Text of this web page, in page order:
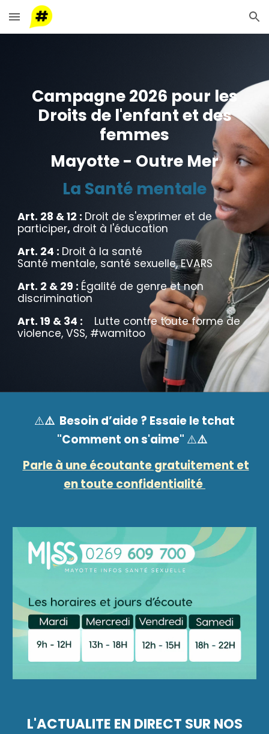
Skip to main content Skip to navigation
Campagne 2026 pour les
Droits de l'enfant et des
femmes
Mayotte - Outre Mer
La Santé mentale
Art. 28 & 12 : Droit de s'exprimer et de
participer, droit à l'éducation
Art. 24 : Droit à la santé
Santé mentale, santé sexuelle, EVARS
Art. 2 & 29 : Égalité de genre et non
discrimination
Art. 19 & 34 :
Lutte contre toute forme de
violence,VSS, #wamitoo
⚠️⚠️ Besoin d’aide ? Essaie le tchat
"Comment on s'aime" ⚠️⚠️
Parle à une écoutante gratuitement et
en toute confidentialité
L'ACTUALITE EN DIRECT SUR NOS